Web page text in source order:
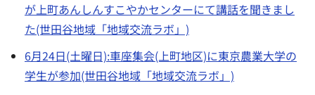
が上町あんしんすこやかセンターにて講話を聞きまし
た(世田谷地域「地域交流ラボ」)
6月24日(土曜日):車座集会(上町地区)に東京農業大学の
学生が参加(世田谷地域「地域交流ラボ」)